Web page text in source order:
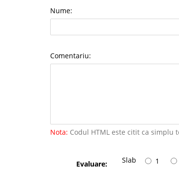
Nume:
Comentariu:
Nota: Codul HTML este citit ca simplu
Evaluare: Slab 1